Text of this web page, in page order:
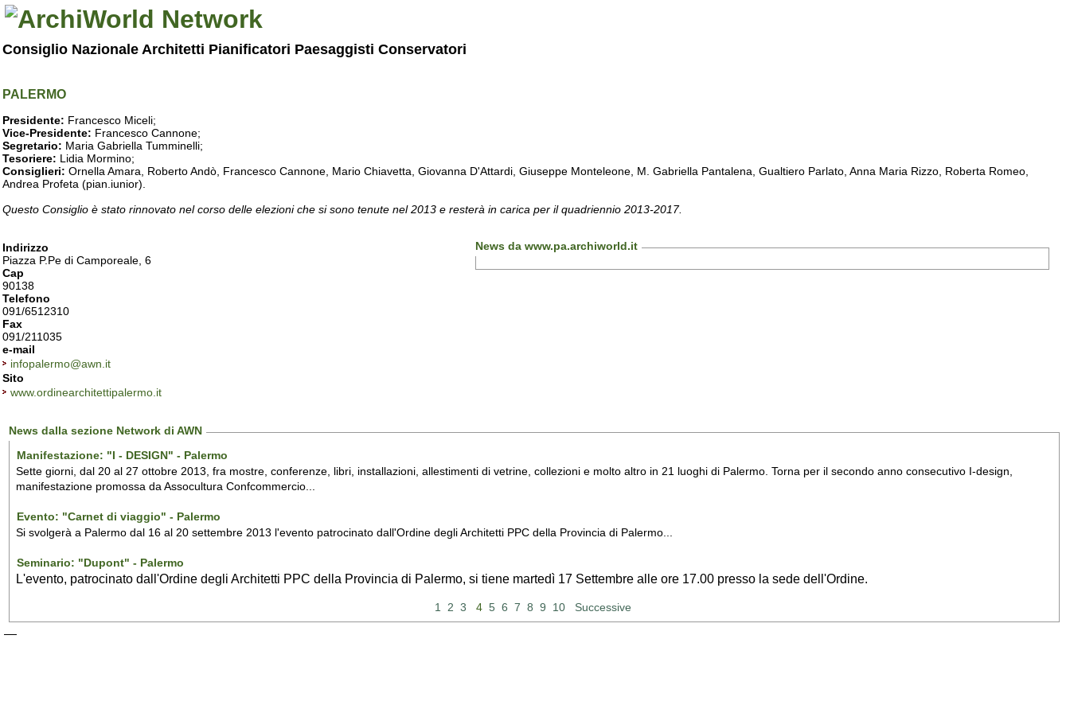
Consiglio Nazionale Architetti Pianificatori Paesaggisti Conservatori
PALERMO
Presidente: Francesco Miceli;
Vice-Presidente: Francesco Cannone;
Segretario: Maria Gabriella Tumminelli;
Tesoriere: Lidia Mormino;
Consiglieri: Ornella Amara, Roberto Andò, Francesco Cannone, Mario Chiavetta, Giovanna D'Attardi, Giuseppe Monteleone, M. Gabriella Pantalena, Gualtiero Parlato, Anna Maria Rizzo, Roberta Romeo,
Andrea Profeta (pian.iunior).
Questo Consiglio è stato rinnovato nel corso delle elezioni che si sono tenute nel 2013 e resterà in carica per il quadriennio 2013-2017.
Indirizzo
Piazza P.Pe di Camporeale, 6
Cap
90138
Telefono
091/6512310
Fax
091/211035
e-mail
infopalermo@awn.it
Sito
www.ordinearchitettipalermo.it
News da www.pa.archiworld.it
News dalla sezione Network di AWN
Manifestazione: "I - DESIGN" - Palermo
Sette giorni, dal 20 al 27 ottobre 2013, fra mostre, conferenze, libri, installazioni, allestimenti di vetrine, collezioni e molto altro in 21 luoghi di Palermo. Torna per il secondo anno consecutivo I-design,
manifestazione promossa da Assocultura Confcommercio...
Evento: "Carnet di viaggio" - Palermo
Si svolgerà a Palermo dal 16 al 20 settembre 2013 l'evento patrocinato dall'Ordine degli Architetti PPC della Provincia di Palermo...
Seminario: "Dupont" - Palermo
L'evento, patrocinato dall'Ordine degli Architetti PPC della Provincia di Palermo, si tiene martedì 17 Settembre alle ore 17.00 presso la sede dell'Ordine.
1 2 3 4 5 6 7 8 9 10 Successive